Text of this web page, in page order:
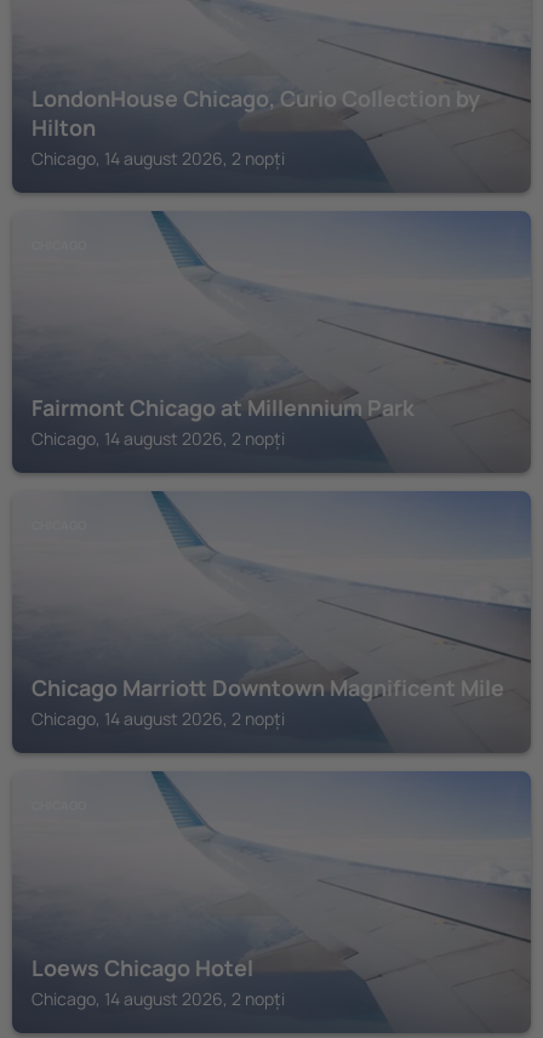
LondonHouse Chicago, Curio Collection by
Hilton
Chicago, 14 august 2026, 2 nopți
Fairmont Chicago at Millennium Park
Chicago, 14 august 2026, 2 nopți
Chicago Marriott Downtown Magnificent Mile
Chicago, 14 august 2026, 2 nopți
Loews Chicago Hotel
Chicago, 14 august 2026, 2 nopți